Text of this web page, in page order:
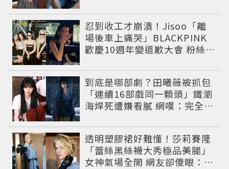
滿費洛蒙
忍到收工才崩潰！Jisoo「離
場後車上痛哭」BLACKPINK
歡慶10週年變道歉大會 粉絲看
到底是哪部劇？田曦薇被抓包
「連續16部戲同一顆頭」鐵瀏
海焊死遭嫌看膩 網嘆：完全分
透明塑膠裙好難懂！莎莉賽隆
「蕾絲黑絲襪大秀極品美腿」
女神氣場全開 網友卻傻眼：造